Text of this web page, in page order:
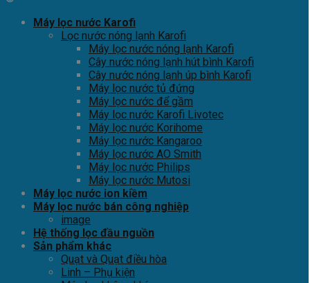
Máy lọc nước Karofi
Lọc nước nóng lạnh Karofi
Máy lọc nước nóng lạnh Karofi
Cây nước nóng lạnh hút bình Karofi
Cây nước nóng lạnh úp bình Karofi
Máy lọc nước tủ đứng
Máy lọc nước để gầm
Máy lọc nước Karofi Livotec
Máy lọc nước Korihome
Máy lọc nước Kangaroo
Máy lọc nước AO Smith
Máy lọc nước Philips
Máy lọc nước Mutosi
Máy lọc nước ion kiềm
Máy lọc nước bán công nghiệp
image
Hệ thống lọc đầu nguồn
Sản phẩm khác
Quạt và Quạt điều hòa
Linh – Phụ kiện